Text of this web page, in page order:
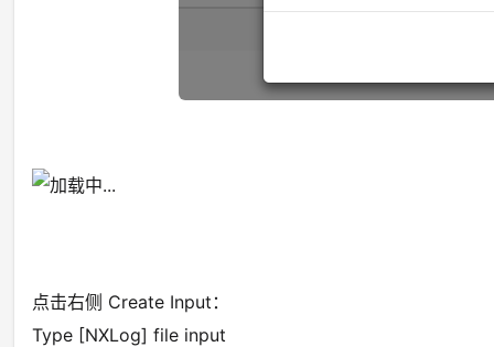
点击右侧 Create Input：
Type [NXLog] file input